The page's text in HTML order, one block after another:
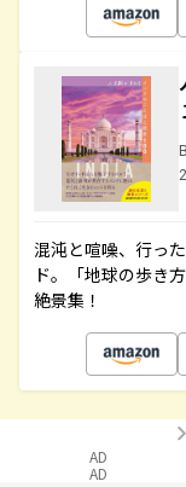
混沌と喧噪、行っ
ド。「地球の歩き
絶景集！
AD
AD